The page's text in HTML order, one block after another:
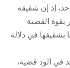
إذ إن شقيقة
بقوة القضية
بشقيقها في دلالة
في الود قضية،